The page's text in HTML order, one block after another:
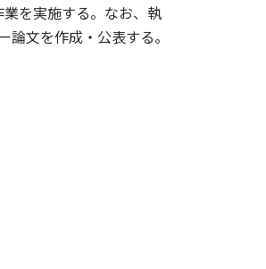
業を実施する。なお、執
文を作成・公表する。